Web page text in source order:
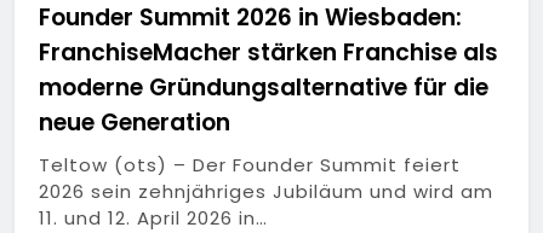
Founder Summit 2026 in Wiesbaden:
FranchiseMacher stärken Franchise als
moderne Gründungsalternative für die
neue Generation
Teltow (ots) – Der Founder Summit feiert
2026 sein zehnjähriges Jubiläum und wird am
11. und 12. April 2026 in…